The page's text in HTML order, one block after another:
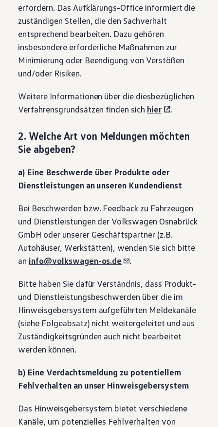
erfordern. Das Aufklärungs-Office informiert die
zuständigen Stellen, die den Sachverhalt
entsprechend bearbeiten. Dazu gehören
insbesondere erforderliche Maßnahmen zur
Minimierung oder Beendigung von Verstößen
und/oder Risiken.
Weitere Informationen über die diesbezüglichen
Verfahrensgrundsätzen finden sich hier .
2. Welche Art von Meldungen möchten
Sie abgeben?
a) Eine Beschwerde über Produkte oder
Dienstleistungen an unseren Kundendienst
Bei Beschwerden bzw. Feedback zu Fahrzeugen
und Dienstleistungen der Volkswagen Osnabrück
GmbH oder unserer Geschäftspartner (z.B.
Autohäuser, Werkstätten), wenden Sie sich bitte
an info@volkswagen-os.de .
Bitte haben Sie dafür Verständnis, dass Produkt-
und Dienstleistungsbeschwerden über die im
Hinweisgebersystem aufgeführten Meldekanäle
(siehe Folgeabsatz) nicht weitergeleitet und aus
Zuständigkeitsgründen auch nicht bearbeitet
werden können.
b) Eine Verdachtsmeldung zu potentiellem
Fehlverhalten an unser Hinweisgebersystem
Das Hinweisgebersystem bietet verschiedene
Kanäle, um potenzielles Fehlverhalten von